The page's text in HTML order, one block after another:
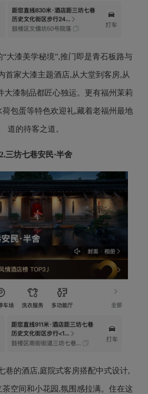
大漆美学秘境”,推门即是青石板路与
首家大漆主题酒店,从大堂到客房,从
大漆制品都匠心独运。更有福州茉莉
包蛋等特色欢迎礼,藏着老福州最地
道的待客之道。
2.三坊七巷安民·半舍
巷的酒店,庭院式客房搭配中式设计,
空间和小花园,氛围感拉满。住在这